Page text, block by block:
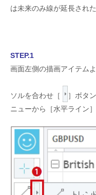
は未来のみ線が延長され
STEP.1
画面左側の描画アイテム
ソルを合わせ［ ］ボタ
ニューから［水平ライン